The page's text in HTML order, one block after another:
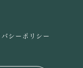
バシーポリシー